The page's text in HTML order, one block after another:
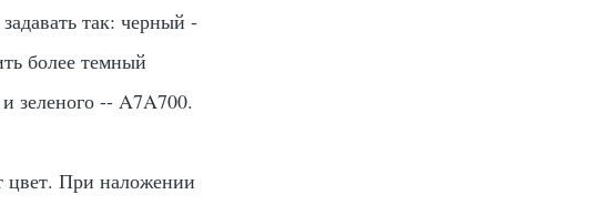
так: черный -
более темный
зеленого -- A7A700.
цвет. При наложении